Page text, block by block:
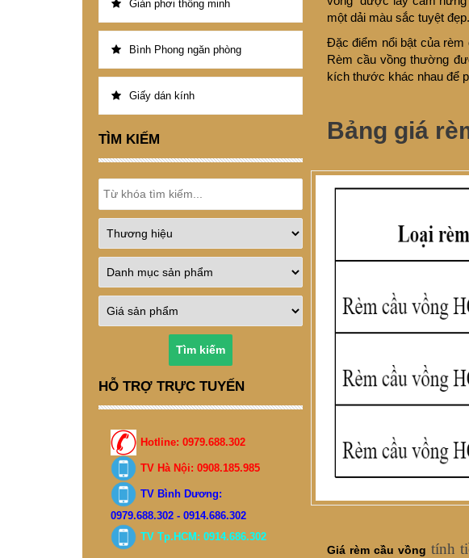
Giàn phơi thông minh
Bình Phong ngăn phòng
Giấy dán kính
TÌM KIẾM
Tìm kiếm
HỖ TRỢ TRỰC TUYẾN
Hotline: 0979.688.302
TV Hà Nội: 0908.185.985
TV Bình Dương:
0979.688.302 - 0914.686.302
TV Tp.HCM: 0914.686.302
một dải màu sắc tuyệt đẹp.
Đặc điểm nổi bật của
Rèm cầu vồng thường
kích thước khác nhau để
Bảng giá
Giá rèm cầu vồng tính